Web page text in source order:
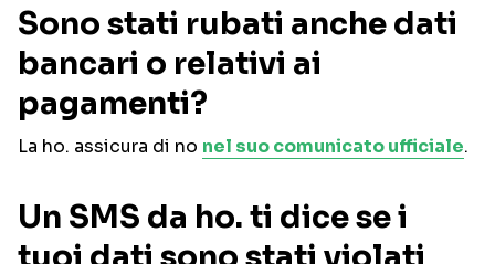
Sono stati rubati anche dati
bancari o relativi ai
pagamenti?
La ho. assicura di no nel suo comunicato ufficiale.
Un SMS da ho. ti dice se i